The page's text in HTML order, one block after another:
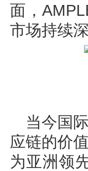
面，
市场持续
当今国
应链的价
为亚洲领